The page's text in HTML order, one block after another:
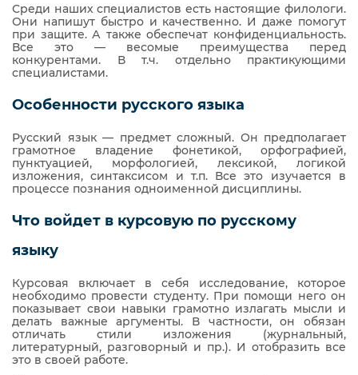
Среди наших специалистов есть настоящие филологи.
Они напишут быстро и качественно. И даже помогут
при защите. А также обеспечат конфиденциальность.
Все это — весомые преимущества перед
конкурентами. В т.ч. отдельно практикующими
специалистами.
Особенности русского языка
Русский язык — предмет сложный. Он предполагает
грамотное владение фонетикой, орфографией,
пунктуацией, морфологией, лексикой, логикой
изложения, синтаксисом и т.п. Все это изучается в
процессе познания одноименной дисциплины.
Что войдет в курсовую по русскому
языку
Курсовая включает в себя исследование, которое
необходимо провести студенту. При помощи него он
показывает свои навыки грамотно излагать мысли и
делать важные аргументы. В частности, он обязан
отличать стили изложения (журнальный,
литературный, разговорный и пр.). И отобразить все
это в своей работе.